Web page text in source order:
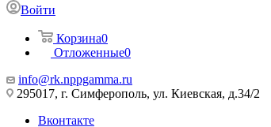
Войти
Корзина0
Отложенные0
info@rk.nppgamma.ru
295017, г. Симферополь, ул. Киевская, д.34/2
Вконтакте